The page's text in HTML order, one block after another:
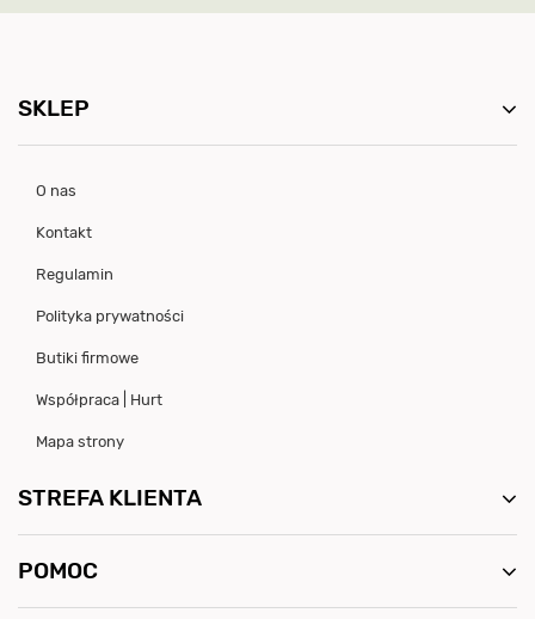
SKLEP
O nas
Kontakt
Regulamin
Polityka prywatności
Butiki firmowe
Współpraca | Hurt
Mapa strony
STREFA KLIENTA
POMOC